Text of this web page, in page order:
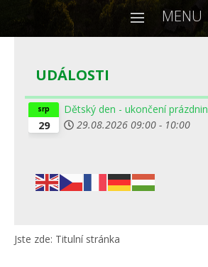
MENU
UDÁLOSTI
29
srp
Dětský den - ukončení prázdnin
29.08.2026 09:00 - 10:00
Jste zde: Titulní stránka